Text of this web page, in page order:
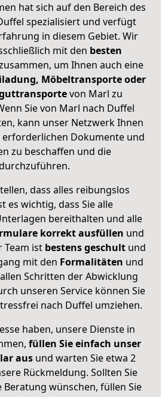
hat sich auf den Bereich des
spezialisiert und verfügt
in diesem Gebiet. Wir
mit den besten
um Ihnen auch eine
Möbeltransporte oder
von Marl zu
Sie von Marl nach Duffel
kann unser Netzwerk Ihnen
erforderlichen Dokumente und
zu beschaffen und die
dass alles reibungslos
es wichtig, dass Sie alle
bereithalten und alle
korrekt ausfüllen und
Team ist bestens geschult und
mit den Formalitäten und
Schritten der Abwicklung
unseren Service können Sie
nach Duffel umziehen.
haben, unsere Dienste in
füllen Sie einfach unser
ausund warten Sie etwa 2
Rückmeldung. Sollten Sie
Beratung wünschen, füllen Sie